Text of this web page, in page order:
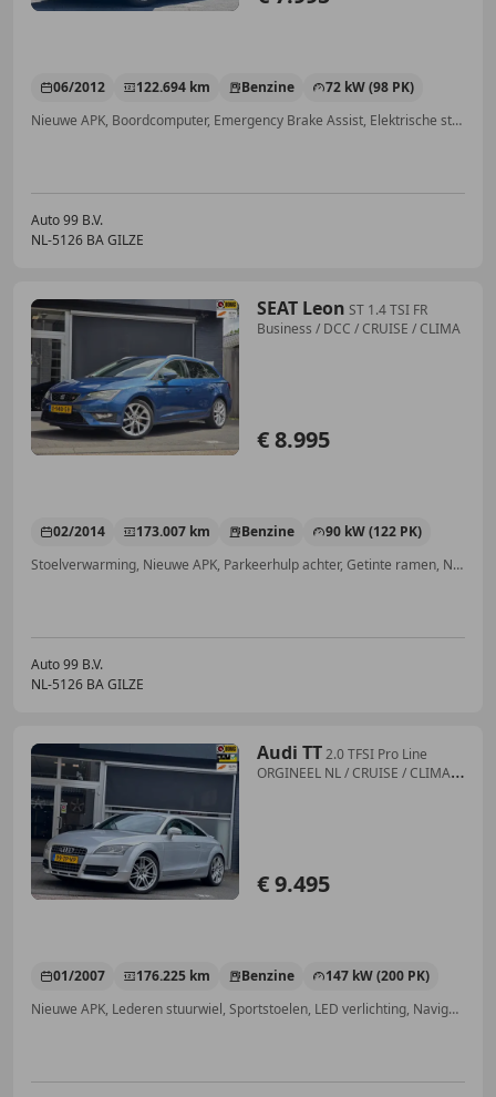
06/2012 122.694 km Benzine
72 kW (98 PK)
Nieuwe APK, Boordcomputer, Emergency Brake Assist, Elektrische stoelverstelling, LED verlichting, Elektrische ramen, Centrale deurvergrendeling met afstandsbediening, Dagrijverlichting
Auto 99 B.V.
NL-5126 BA GILZE
SEAT Leon ST 1.4 TSI FR
Business / DCC / CRUISE / CLIMA
€ 8.995
02/2014 173.007 km Benzine
90 kW (122 PK)
Stoelverwarming, Nieuwe APK, Parkeerhulp achter, Getinte ramen, Navigatiesysteem, Sportonderstel, Lendensteun, Sportstoelen
Auto 99 B.V.
NL-5126 BA GILZE
Audi TT2.0 TFSI Pro Line
ORGINEEL NL / CRUISE / CLIMA /
€ 9.495
01/2007 176.225 km Benzine
147 kW (200 PK)
Nieuwe APK, Lederen stuurwiel, Sportstoelen, LED verlichting, Navigatiesysteem, Alarm, Stoelverwarming, LED dagrijverlichting